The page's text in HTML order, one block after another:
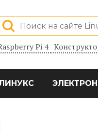
Pi 4